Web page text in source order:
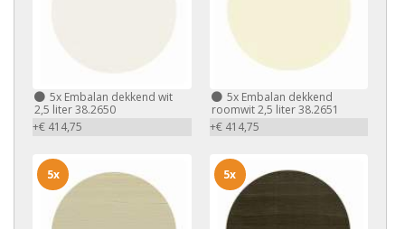
5x Embalan dekkend wit
2,5 liter 38.2650
+€ 414,75
5xEmbalan dekkend
roomwit 2,5 liter 38.2651
+€ 414,75
5x 5x